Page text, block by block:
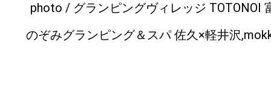
photo / グランピングヴィレッジ TOTONOI
のぞみグランピング＆スパ 佐久×軽井沢